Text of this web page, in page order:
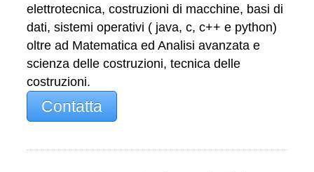
elettrotecnica, costruzioni di macchine, basi di
dati, sistemi operativi ( java, c, c++ e python)
oltre ad Matematica ed Analisi avanzata e
scienza delle costruzioni, tecnica delle
costruzioni.
Contatta